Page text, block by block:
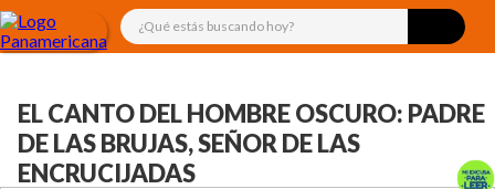
¿Qué estás buscando hoy?
EL CANTO DEL HOMBRE OSCURO: PADRE
DE LAS BRUJAS, SEÑOR DE LAS
ENCRUCIJADAS